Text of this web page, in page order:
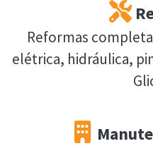
Reformas
elétrica, hidráulica,